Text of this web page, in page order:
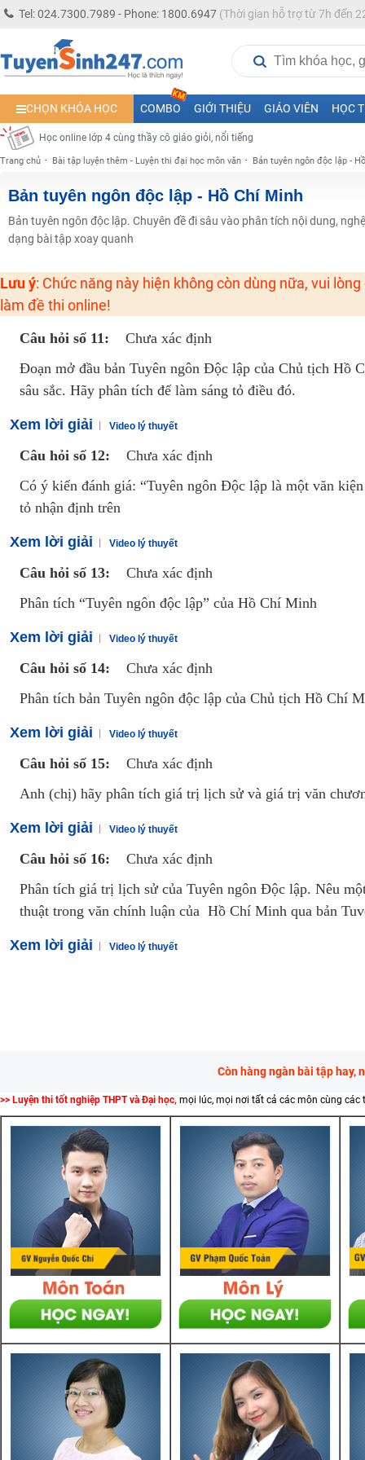
Tel: 024.7300.7989 - Phone: 1800.6947 (Thời gian hỗ trợ từ 7h đến
CHỌN KHÓA HỌC COMBO GIỚI THIỆU GIÁO VIÊN HỌC
Học online lớp 5 cùng thầy cô giáo giỏi, nổi tiếng
Học online lớp 7 cùng thầy cô giáo giỏi
Học online lớp 6 cùng thầy cô giỏi, nổi tiếng
Học online lớp 8 cùng thầy cô giáo giỏi
2K13! Bứt Phá Lớp 5 Năm Học 2023 - 2024
Học online lớp 4 cùng thầy cô giáo giỏi, nổi tiếng
Học online lớp 3 cùng thầy cô giáo giỏi, nổi tiếng
Học online lớp 2 với thầy cô giáo giỏi, nổi tiếng
2K6! Lộ Trình Sun 2024 - Ba bước luyện thi TN THPT - ĐH ít nhất 25 điểm
Hot! Lễ hội đồng giá 449K - 499K toàn bộ khoá học tại Tuyensinh247
Đồng giá khóa học 499K - 399K (13/11-15/11)
Khai giảng các khóa lớp 9 Toán - Lý - Hóa - Văn - Anh năm 2018
Khai giảng khóa Ngữ văn 7 - xây nền vững chắc cho tương lai!
Luyện thi vào lớp 10 môn Toán, Văn, Hóa, Anh, Lý với giáo viên giỏi và nổi
Trang chủ Bài tập luyện thêm - Luyện thi đại học môn văn Bản tuyên ngôn độc lập -
Bản tuyên ngôn độc lập - Hồ Chí Minh
Bản tuyên ngôn độc lập. Chuyên đề đi sâu vào phân tích nội dung,
dạng bài tập xoay quanh
Lưu ý: Chức năng này hiện không còn dùng nữa, vui
làm đề thi online!
Câu hỏi số 11:
Chưa xác định
Đoạn mở đầu bản Tuyên ngôn Độc lập của Chủ tịch Hồ
sâu sắc. Hãy phân tích đế làm sáng tỏ điều đó.
Xem lời giải Video lý thuyết
Câu hỏi số 12:
Chưa xác định
Có ý kiến đánh giá: “Tuyên ngôn Độc lập là một văn
tỏ nhận định trên
Xem lời giải Video lý thuyết
Câu hỏi số 13:
Chưa xác định
Phân tích “Tuyên ngôn độc lập” của Hồ Chí Minh
Xem lời giải Video lý thuyết
Câu hỏi số 14:
Chưa xác định
Phân tích bản Tuyên ngôn độc lập của Chủ tịch Hồ Chí
Xem lời giải Video lý thuyết
Câu hỏi số 15:
Chưa xác định
Anh (chị) hãy phân tích giá trị lịch sử và giá trị văn
Xem lời giải Video lý thuyết
Câu hỏi số 16:
Chưa xác định
Phân tích giá trị lịch sử của Tuyên ngôn Độc lập. Nêu
thuật trong văn chính luận của Hồ Chí Minh qua bản
Xem lời giải Video lý thuyết
Còn hàng ngàn bài tập hay,
>> Luyện thi tốt nghiệp THPT và Đại học, mọi lúc, mọi nơi tất cả các môn cùng các